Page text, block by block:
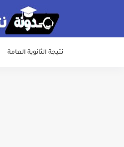
نتيجة الثانوية العامة